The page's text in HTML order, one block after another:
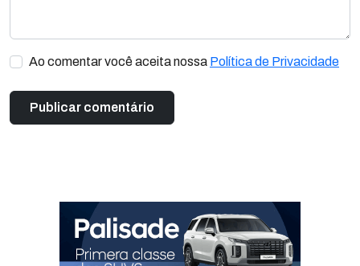
Ao comentar você aceita nossa Política de Privacidade